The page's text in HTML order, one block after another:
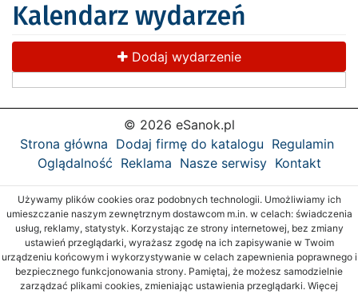
Kalendarz wydarzeń
Dodaj wydarzenie
© 2026 eSanok.pl
Strona główna Dodaj firmę do katalogu Regulamin
Oglądalność Reklama Nasze serwisy Kontakt
Używamy plików cookies oraz podobnych technologii. Umożliwiamy ich
umieszczanie naszym zewnętrznym dostawcom m.in. w celach: świadczenia
usług, reklamy, statystyk. Korzystając ze strony internetowej, bez zmiany
ustawień przeglądarki, wyrażasz zgodę na ich zapisywanie w Twoim
urządzeniu końcowym i wykorzystywanie w celach zapewnienia poprawnego i
bezpiecznego funkcjonowania strony. Pamiętaj, że możesz samodzielnie
zarządzać plikami cookies, zmieniając ustawienia przeglądarki. Więcej